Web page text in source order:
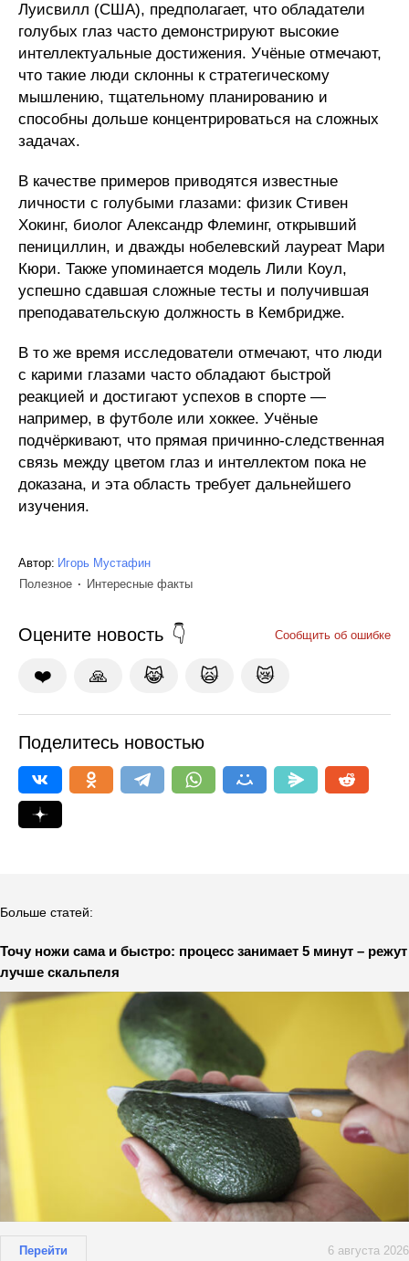
Луисвилл (США), предполагает, что обладатели
голубых глаз часто демонстрируют высокие
интеллектуальные достижения. Учёные отмечают,
что такие люди склонны к стратегическому
мышлению, тщательному планированию и
способны дольше концентрироваться на сложных
задачах.
В качестве примеров приводятся известные
личности с голубыми глазами: физик Стивен
Хокинг, биолог Александр Флеминг, открывший
пенициллин, и дважды нобелевский лауреат Мари
Кюри. Также упоминается модель Лили Коул,
успешно сдавшая сложные тесты и получившая
преподавательскую должность в Кембридже.
В то же время исследователи отмечают, что люди
с карими глазами часто обладают быстрой
реакцией и достигают успехов в спорте —
например, в футболе или хоккее. Учёные
подчёркивают, что прямая причинно-следственная
связь между цветом глаз и интеллектом пока не
доказана, и эта область требует дальнейшего
изучения.
Автор: Игорь Мустафин
Полезное
Интересные факты
Оцените новость Сообщить об ошибке
❤️ 🙏 😹 🙀 😿
Поделитесь новостью
Больше статей:
Точу ножи сама и быстро: процесс занимает 5 минут – режут
лучше скальпеля
Перейти 6 августа 2026